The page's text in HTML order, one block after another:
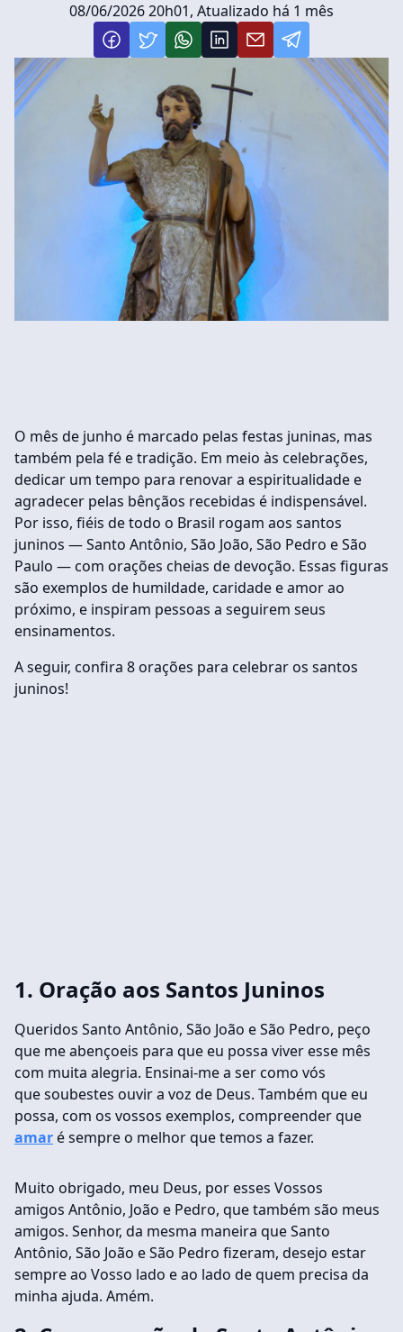
08/06/2026 20h01, Atualizado há 1 mês
O mês de junho é marcado pelas festas juninas, mas
também pela fé e tradição. Em meio às celebrações,
dedicar um tempo para renovar a espiritualidade e
agradecer pelas bênçãos recebidas é indispensável.
Por isso, fiéis de todo o Brasil rogam aos santos
juninos — Santo Antônio, São João, São Pedro e São
Paulo — com orações cheias de devoção. Essas figuras
são exemplos de humildade, caridade e amor ao
próximo, e inspiram pessoas a seguirem seus
ensinamentos.
A seguir, confira 8 orações para celebrar os santos
juninos!
1. Oração aos Santos Juninos
Queridos Santo Antônio, São João e São Pedro, peço
que me abençoeis para que eu possa viver esse mês
com muita alegria. Ensinai-me a ser como vós
que soubestes ouvir a voz de Deus. Também que eu
possa, com os vossos exemplos, compreender que
amar é sempre o melhor que temos a fazer.
Muito obrigado, meu Deus, por esses Vossos
amigos Antônio, João e Pedro, que também são meus
amigos. Senhor, da mesma maneira que Santo
Antônio, São João e São Pedro fizeram, desejo estar
sempre ao Vosso lado e ao lado de quem precisa da
minha ajuda. Amém.